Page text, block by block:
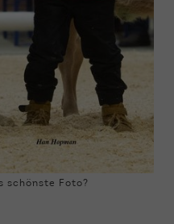
schönste Foto?